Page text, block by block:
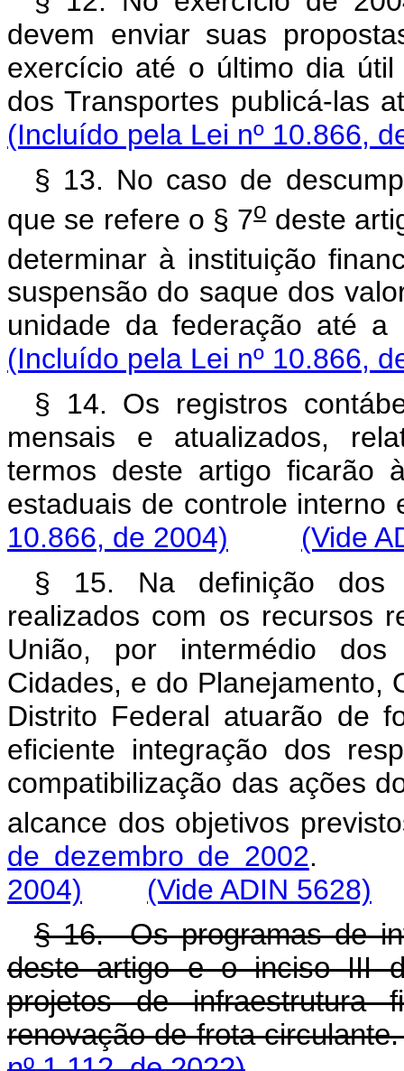
devem enviar suas
exercício até o último dia
dos Transportes publicá-
(Incluído pela Lei nº 10.866,
§ 13. No caso de
que se refere o § 7odeste
determinar à instituição
suspensão do saque dos
unidade da federação
(Incluído pela Lei nº 10.866,
§ 14. Os registros
mensais e atualizados,
termos deste artigo ficarão
estaduais de controle
10.866, de 2004)
(Vide
§ 15. Na definição dos
realizados com os recursos
União, por intermédio dos
Cidades, e do Planejamento,
Distrito Federal atuarão de
eficiente integração dos
compatibilização das ações
alcance dos objetivos
de dezembro de 2002
2004)
(Vide ADIN 5628)
§ 16. Os programas de
deste artigo e o inciso III
projetos de
renovação de frota